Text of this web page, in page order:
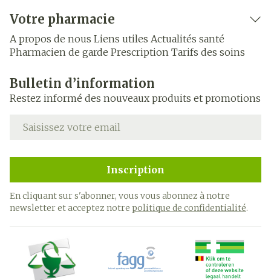
Votre pharmacie
A propos de nous Liens utiles Actualités santé
Pharmacien de garde Prescription Tarifs des soins
Bulletin d’information
Restez informé des nouveaux produits et promotions
Adresse mail
Inscription
En cliquant sur s'abonner, vous vous abonnez à notre
newsletter et acceptez notre politique de confidentialité.